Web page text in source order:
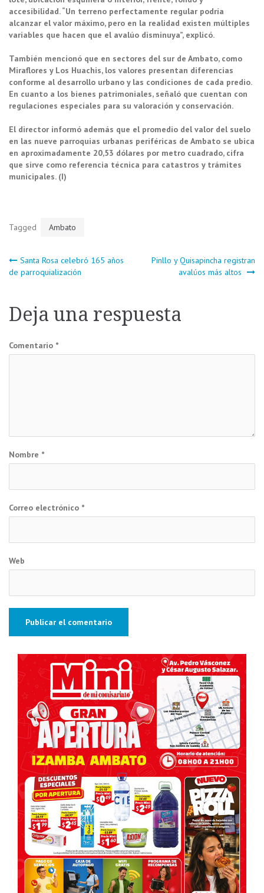
accesibilidad. “Un terreno perfectamente regular podría
alcanzar el valor máximo, pero en la realidad existen múltiples
variables que hacen que el avalúo disminuya”, explicó.
También mencionó que en sectores del sur de Ambato, como
Miraflores y Los Huachis, los valores presentan diferencias
conforme al desarrollo urbano y las condiciones de cada predio.
En cuanto a los bienes patrimoniales, señaló que cuentan con
regulaciones especiales para su valoración y conservación.
El director informó además que el promedio del valor del suelo
en las nueve parroquias urbanas periféricas de Ambato se ubica
en aproximadamente 20,53 dólares por metro cuadrado, cifra
que sirve como referencia técnica para catastros y trámites
municipales. (I)
Tagged Ambato
Navegación
entradas
Santa Rosa celebró 165 años
de parroquialización
Pinllo y Quisapincha registran
avalúos más altos
Deja una respuesta
Comentario *
Nombre *
Correo electrónico *
Web